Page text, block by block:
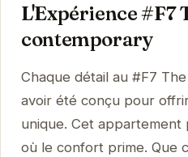
L'Expérience #F7
contemporary
Chaque détail au #F7
avoir été conçu pour
unique. Cet appartement
où le confort prime. Que